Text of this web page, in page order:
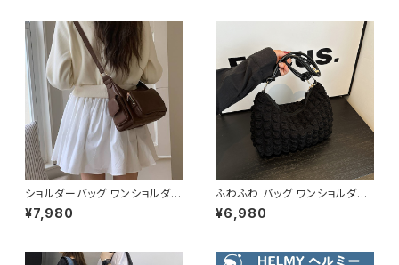
ショルダーバッグ ワンショルダー
バッグ レディース バッグ 肩掛け
斜めがけ クロスボディ おしゃれ
夏コーデ K-B0212
¥7,980
ふわふわ バッグ ワンショルダー
バッグ ハンドバッグ 韓国風 レデ
ィース かわいい 小さめ 軽量 お
¥6,980